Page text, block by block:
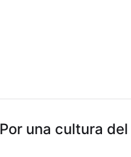
Por una cultura